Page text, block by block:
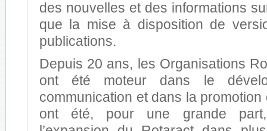
des nouvelles et des informations
que la mise à disposition de
publications.
Depuis 20 ans, les Organisations
ont été moteur dans le
communication et dans la
ont été, pour une grande